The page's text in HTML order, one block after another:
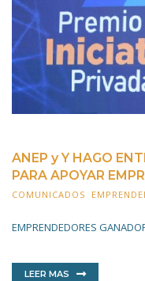
ANEP y Y HAGO
PARA APOYAR
COMUNICADOS
EMPRENDEDORES
LEER MAS